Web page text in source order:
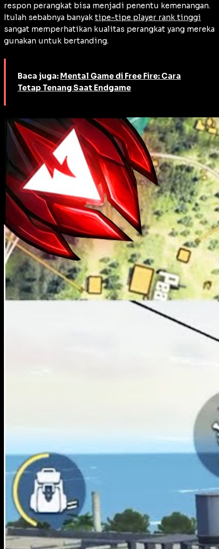
respon perangkat bisa menjadi penentu kemenangan.
Itulah sebabnya banyak tipe-tipe player rank tinggi
sangat memperhatikan kualitas perangkat yang mereka
gunakan untuk bertanding.
Baca juga: Mental Game di Free Fire: Cara
Tetap Tenang Saat Endgame